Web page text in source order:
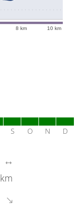
8 km 10 km
S O N D
km